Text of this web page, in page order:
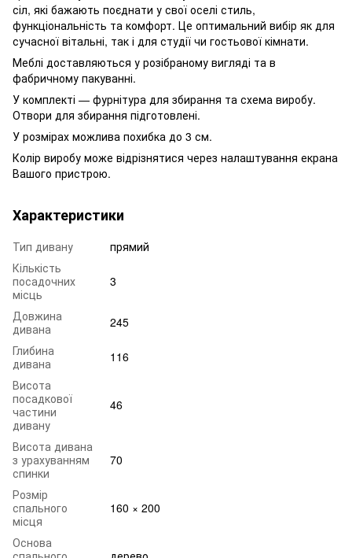
сіл, які бажають поєднати у свої оселі стиль,
функціональність та комфорт. Це оптимальний вибір як для
сучасної вітальні, так і для студії чи гостьової кімнати.
Меблі доставляються у розібраному вигляді та в
фабричному пакуванні.
У комплекті — фурнітура для збирання та схема виробу.
Отвори для збирання підготовлені.
У розмірах можлива похибка до 3 см.
Колір виробу може відрізнятися через налаштування екрана
Вашого пристрою.
Характеристики
Тип дивану
прямий
Кількість
посадочних
місць
3
Довжина
дивана
245
Глибина
дивана
116
Висота
посадкової
частини
дивану
46
Висота дивана
з урахуванням
спинки
70
Розмір
спального
місця
160 × 200
Основа